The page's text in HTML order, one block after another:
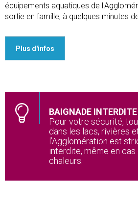
équipements aquatiques de
sortie en famille, à quelques minutes
Plus d'infos
BAIGNADE INTERDITE
Pour votre sécurité,
dans les lacs, rivières
l’Agglomération est
interdite, même en
chaleurs.